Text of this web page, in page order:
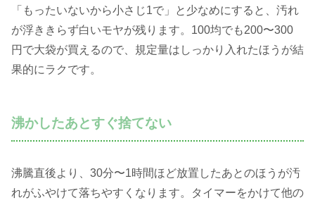
「もったいないから小さじ1で」と少なめにすると、汚れ
が浮ききらず白いモヤが残ります。100均でも200〜300
円で大袋が買えるので、規定量はしっかり入れたほうが結
果的にラクです。
沸かしたあとすぐ捨てない
沸騰直後より、30分〜1時間ほど放置したあとのほうが汚
れがふやけて落ちやすくなります。タイマーをかけて他の